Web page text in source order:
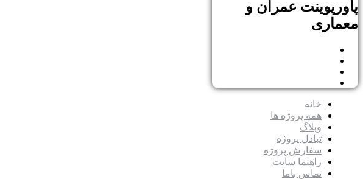
پاورپوینت عمران و
معماری
خانه
همه پروژه ها
وبلاگ
تبادل پروژه
سفارش پروژه
راهنما سایت
تماس باما